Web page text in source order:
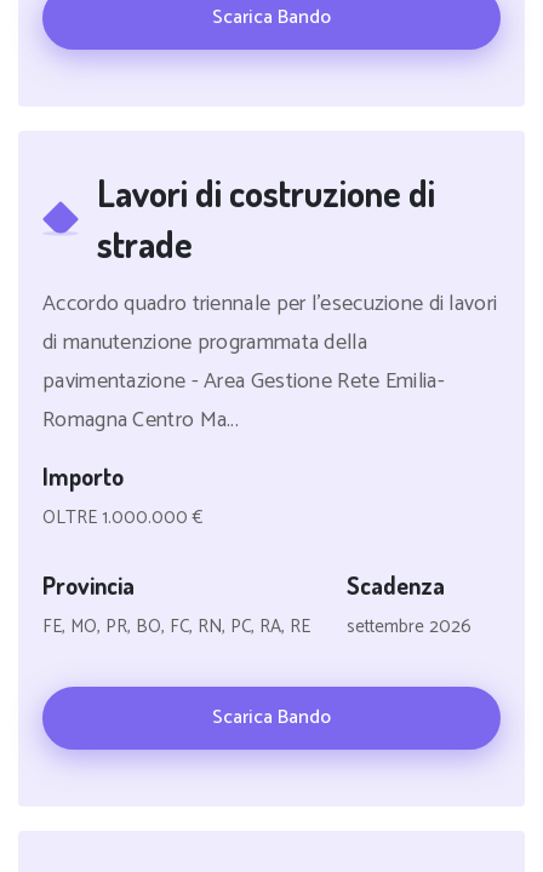
Scarica Bando
Lavori di costruzione di
strade
Accordo quadro triennale per l'esecuzione di lavori
di manutenzione programmata della
pavimentazione - Area Gestione Rete Emilia-
Romagna Centro Ma...
Importo
OLTRE 1.000.000 €
Provincia
FE, MO, PR, BO, FC, RN, PC, RA, RE
Scadenza
settembre 2026
Scarica Bando